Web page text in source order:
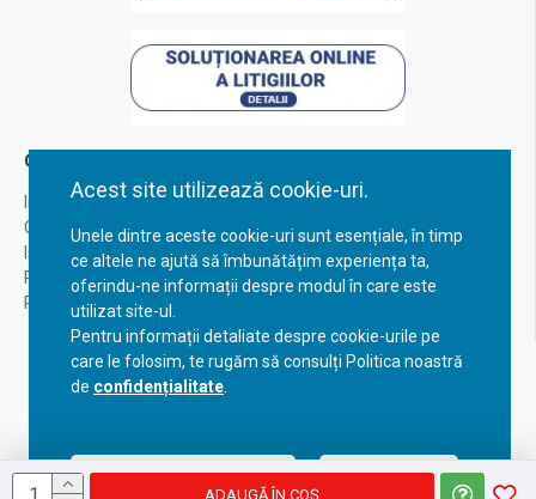
Acest site utilizează cookie-uri.
Unele dintre aceste cookie-uri sunt esențiale, în timp
ce altele ne ajută să îmbunătățim experiența ta,
oferindu-ne informații despre modul în care este
utilizat site-ul.
Pentru informații detaliate despre cookie-urile pe
care le folosim, te rugăm să consulți Politica noastră
de confidențialitate
Acceptă setările curente Configurează
ADAUGĂ ÎN COŞ
Contul Meu
Inregistrare
Contul meu
Istoric comenzi
Recuperare parola
Returnare produs